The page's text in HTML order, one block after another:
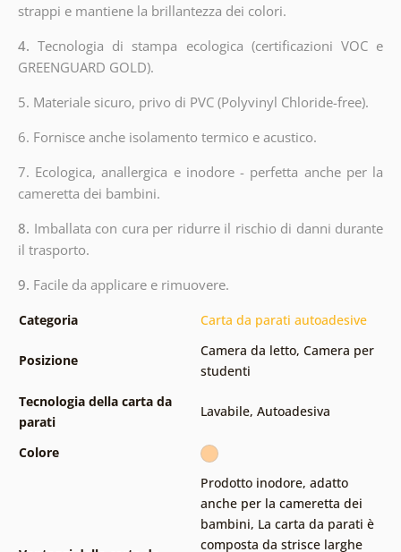
strappi e mantiene la brillantezza dei colori.
4.Tecnologia di stampa ecologica (certificazioni VOC e
GREENGUARD GOLD).
5. Materiale sicuro, privo di PVC (Polyvinyl Chloride-free).
6. Fornisce anche isolamento termico e acustico.
7. Ecologica, anallergica e inodore - perfetta anche per la
cameretta dei bambini.
8. Imballata con cura per ridurre il rischio di danni durante
il trasporto.
9. Facile da applicare e rimuovere.
Categoria Carta da parati autoadesive
Posizione
Camera da letto, Camera per
studenti
Tecnologia della carta da
parati
Lavabile, Autoadesiva
Colore
Prodotto inodore, adatto
anche per la cameretta dei
bambini, La carta da parati è
composta da strisce larghe